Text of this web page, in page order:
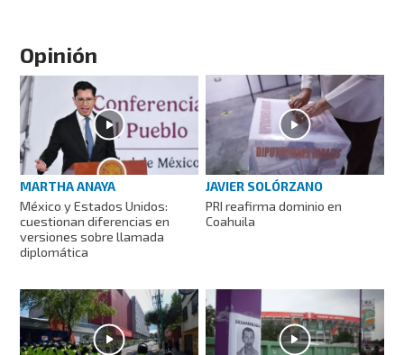
Opinión
MARTHA ANAYA
México y Estados Unidos:
cuestionan diferencias en
versiones sobre llamada
diplomática
JAVIER SOLÓRZANO
PRI reafirma dominio en
Coahuila